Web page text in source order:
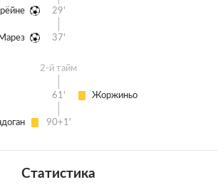
29'
37'
2-й тайм
Жоржиньо
61'
90+1'
Статистика